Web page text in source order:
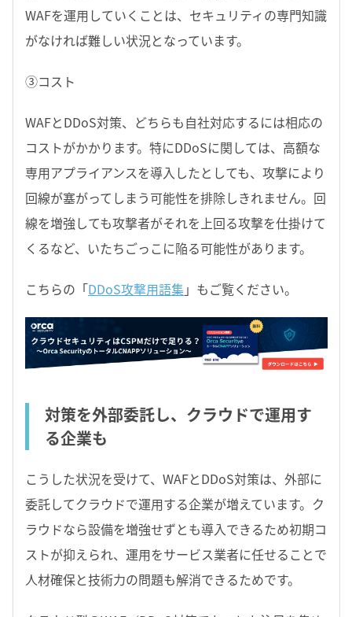
WAFを運用していくことは、セキュリティの専門知識
がなければ難しい状況となっています。
③コスト
WAFとDDoS対策、どちらも自社対応するには相応の
コストがかかります。特にDDoSに関しては、高額な
専用アプライアンスを導入したとしても、攻撃により
回線が塞がってしまう可能性を排除しきれません。回
線を増強しても攻撃者がそれを上回る攻撃を仕掛けて
くるなど、いたちごっこに陥る可能性があります。
こちらの「DDoS攻撃用語集 」もご覧ください。
対策を外部委託し、クラウドで運用す
る企業も
こうした状況を受けて、WAFとDDoS対策は、外部に
委託してクラウドで運用する企業が増えています。ク
ラウドなら設備を増強せずとも導入できるため初期コ
ストが抑えられ、運用をサービス業者に任せることで
人材確保と技術力の問題も解消できるためです。